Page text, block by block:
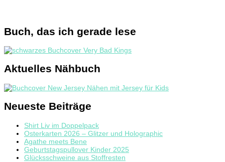
Buch, das ich gerade lese
Aktuelles Nähbuch
Neueste Beiträge
Shirt Liv im Doppelpack
Osterkarten 2026 – Glitzer und Holographic
Agathe meets Bene
Geburtstagspullover Kinder 2025
Glücksschweine aus Stoffresten